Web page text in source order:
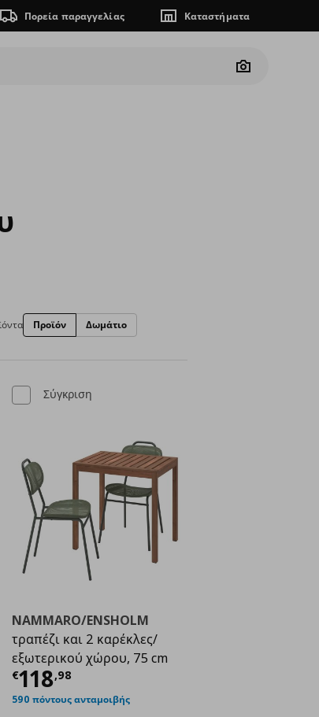
Πορεία παραγγελίας Καταστήματα
Camera
Προϊόν Δωμάτιο
Σύγκριση
NAMMARO/ENSHOLM
τραπέζι και 2 καρέκλες/
εξωτερικού χώρου, 75 cm
€118,98
Τρέχουσα τιμή
590 πόντους ανταμοιβής